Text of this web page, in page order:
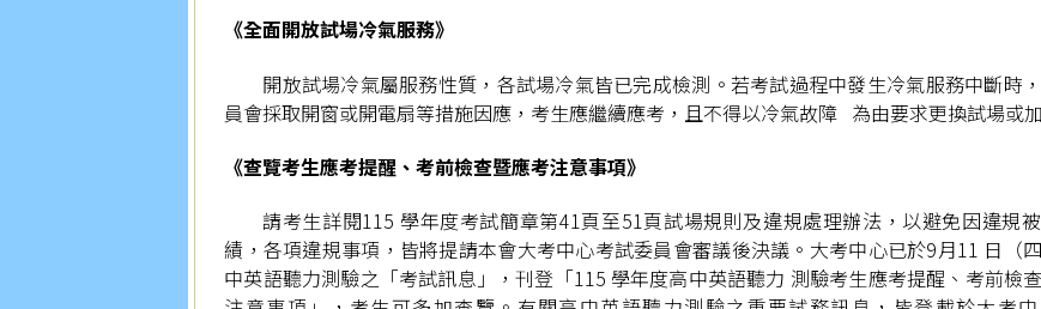
《全面開放試場冷氣服務》
開放試場冷氣屬服務性質，各試場冷氣皆已完成檢測。若考試過程中發生冷氣服務中斷時
員會採取開窗或開電扇等措施因應，考生應繼續應考，且不得以冷氣故障 為由要求更換試場或
《查覽考生應考提醒、考前檢查暨應考注意事項》
請考生詳閱115 學年度考試簡章第41頁至51頁試場規則及違規處理辦法，以避免因違規
績，各項違規事項，皆將提請本會大考中心考試委員會審議後決議。大考中心已於9月11 日（
中英語聽力測驗之「考試訊息」，刊登「115 學年度高中英語聽力 測驗考生應考提醒、考前檢